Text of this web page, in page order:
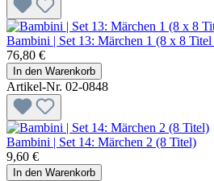
Bambini | Set 13: Märchen 1 (8 x 8
76,80 €
In den Warenkorb
Artikel-Nr. 02-0848
Bambini | Set 14: Märchen 2 (8 Titel)
9,60 €
In den Warenkorb